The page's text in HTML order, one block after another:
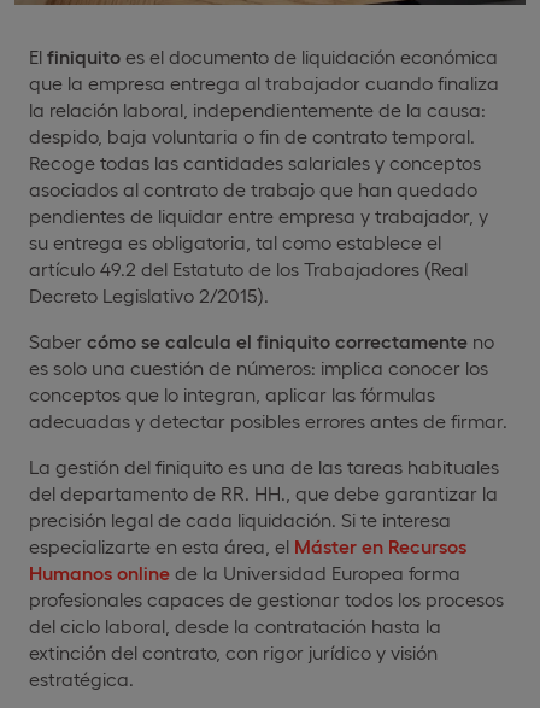
El finiquito es el documento de liquidación económica
que la empresa entrega al trabajador cuando finaliza
la relación laboral, independientemente de la causa:
despido, baja voluntaria o fin de contrato temporal.
Recoge todas las cantidades salariales y conceptos
asociados al contrato de trabajo que han quedado
pendientes de liquidar entre empresa y trabajador, y
su entrega es obligatoria, tal como establece el
artículo 49.2 del Estatuto de los Trabajadores (Real
Decreto Legislativo 2/2015).
Saber cómo se calcula el finiquito correctamente no
es solo una cuestión de números: implica conocer los
conceptos que lo integran, aplicar las fórmulas
adecuadas y detectar posibles errores antes de firmar.
La gestión del finiquito es una de las tareas habituales
del departamento de RR. HH., que debe garantizar la
precisión legal de cada liquidación. Si te interesa
especializarte en esta área, el Máster en Recursos
Humanos online de la Universidad Europea forma
profesionales capaces de gestionar todos los procesos
del ciclo laboral, desde la contratación hasta la
extinción del contrato, con rigor jurídico y visión
estratégica.